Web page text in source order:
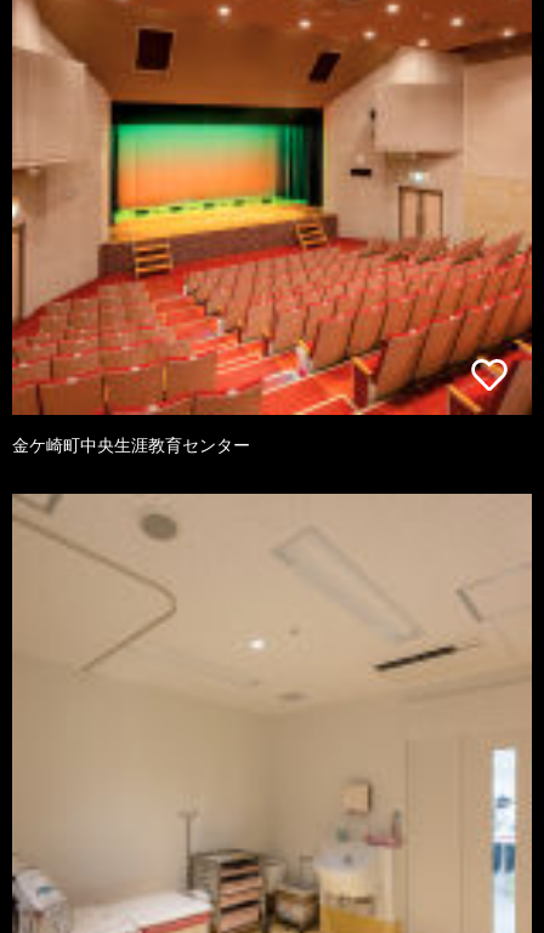
金ケ崎町中央生涯教育センター